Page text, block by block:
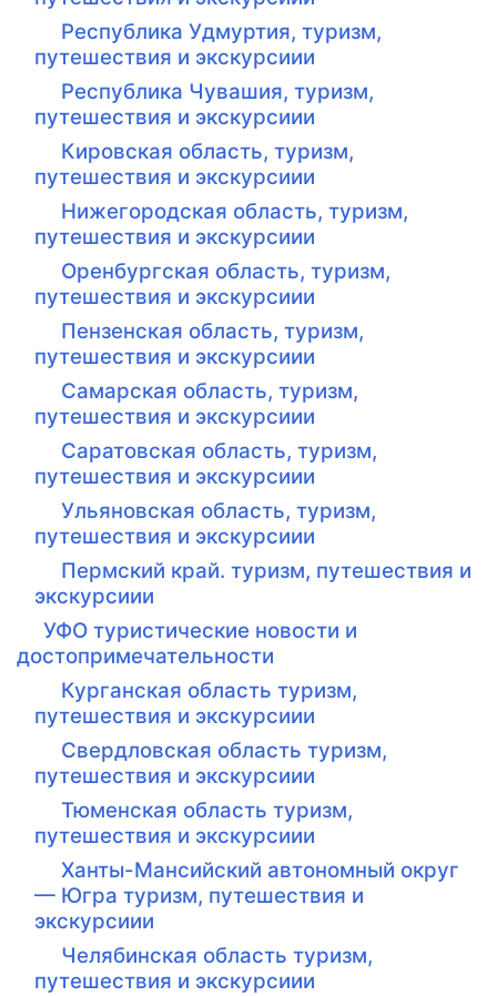
Республика Удмуртия, туризм,
путешествия и экскурсиии
Республика Чувашия, туризм,
путешествия и экскурсиии
Кировская область, туризм,
путешествия и экскурсиии
Нижегородская область, туризм,
путешествия и экскурсиии
Оренбургская область, туризм,
путешествия и экскурсиии
Пензенская область, туризм,
путешествия и экскурсиии
Самарская область, туризм,
путешествия и экскурсиии
Саратовская область, туризм,
путешествия и экскурсиии
Ульяновская область, туризм,
путешествия и экскурсиии
Пермский край. туризм, путешествия и
экскурсиии
УФО туристические новости и
достопримечательности
Курганская область туризм,
путешествия и экскурсиии
Свердловская область туризм,
путешествия и экскурсиии
Тюменская область туризм,
путешествия и экскурсиии
Ханты-Мансийский автономный округ
— Югра туризм, путешествия и
экскурсиии
Челябинская область туризм,
путешествия и экскурсиии